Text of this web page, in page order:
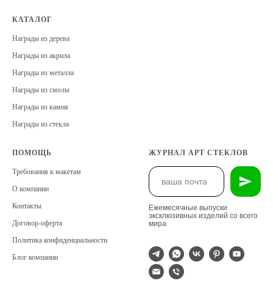
КАТАЛОГ
Награды из дерева
Награды из акрила
Награды из металла
Награды из смолы
Награды из камня
Награды из стекла
ПОМОЩЬ
Требования к макетам
О компании
Контакты
Договор-оферта
Политика конфиденциальности
Блог компании
ЖУРНАЛ АРТ СТЕКЛОВ
Ежемесячные выпуски
эксклюзивных изделий со всего
мира